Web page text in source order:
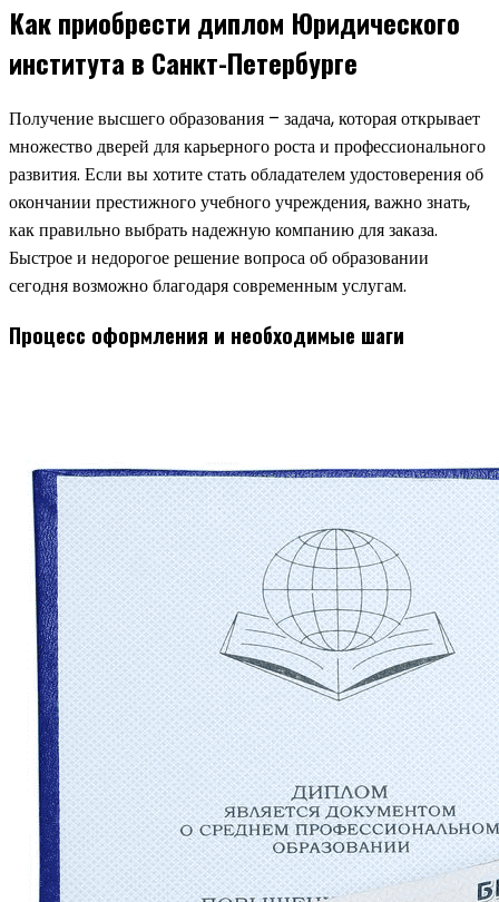
Как приобрести диплом Юридического
института в Санкт-Петербурге
Получение высшего образования – задача, которая открывает
множество дверей для карьерного роста и профессионального
развития. Если вы хотите стать обладателем удостоверения об
окончании престижного учебного учреждения, важно знать,
как правильно выбрать надежную компанию для заказа.
Быстрое и недорогое решение вопроса об образовании
сегодня возможно благодаря современным услугам.
Процесс оформления и необходимые шаги